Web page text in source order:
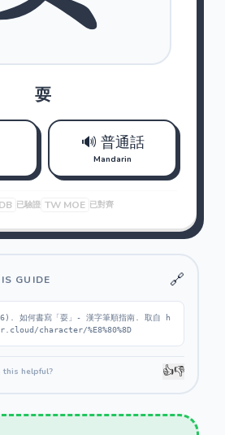
耍
🔊 普通話
Mandarin
已驗證 TW MOE 已對齊
GUIDE 🔗
如何書寫「耍」- 漢字筆順指南. 取自 h
character/%E8%80%8D
this helpful? 👍👎